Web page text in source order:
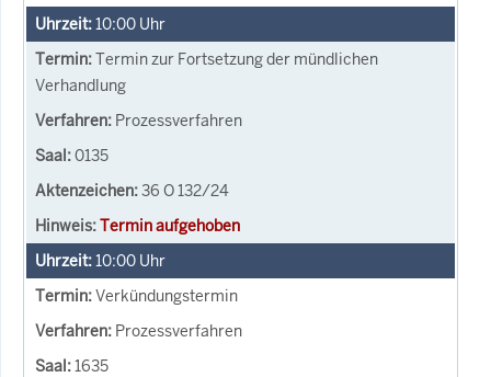
10:00 Uhr
Termin zur Fortsetzung der mündlichen
Verhandlung
Prozessverfahren
0135
36 O 132/24
Termin aufgehoben
10:00 Uhr
Verkündungstermin
Prozessverfahren
1635